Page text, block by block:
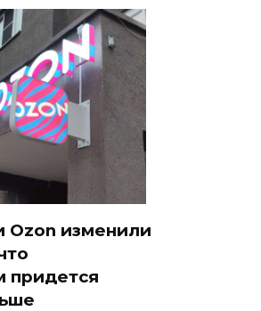
Ozon изменили
придется